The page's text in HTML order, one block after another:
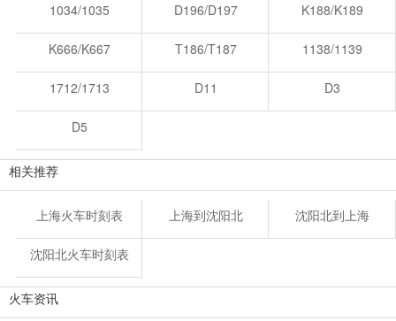
1034/1035 D196/D197 K188/K189
K666/K667 T186/T187 1138/1139
1712/1713 D11 D3
D5
相关推荐
上海火车时刻表 上海到沈阳北 沈阳北到上海
沈阳北火车时刻表
火车资讯